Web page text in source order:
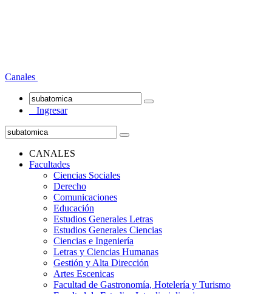
Canales
Ingresar
CANALES
Facultades
Ciencias Sociales
Derecho
Comunicaciones
Educación
Estudios Generales Letras
Estudios Generales Ciencias
Ciencias e Ingeniería
Letras y Ciencias Humanas
Gestión y Alta Dirección
Artes Escenicas
Facultad de Gastronomía, Hotelería y Turismo